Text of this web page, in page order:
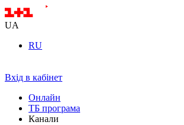
UA
RU
Вхід в кабінет
Онлайн
ТБ програма
Канали